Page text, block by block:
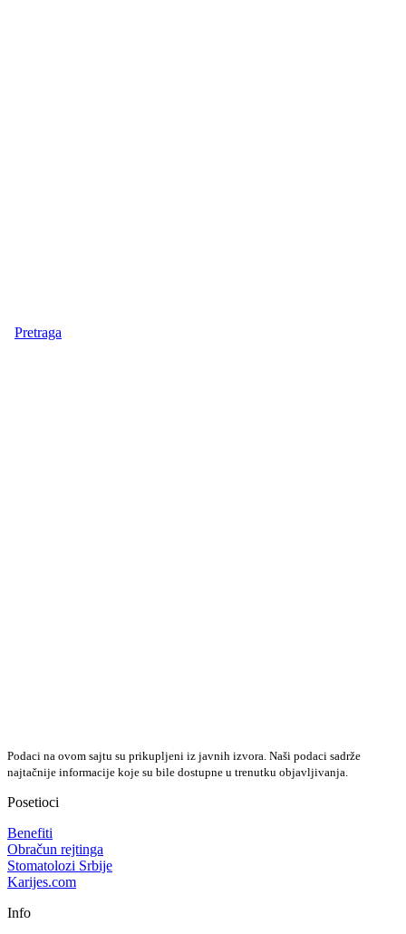
Pretraga
Podaci na ovom sajtu su prikupljeni iz javnih izvora. Naši podaci sadrže
najtačnije informacije koje su bile dostupne u trenutku objavljivanja.
Posetioci
Benefiti
Obračun rejtinga
Stomatolozi Srbije
Karijes.com
Info